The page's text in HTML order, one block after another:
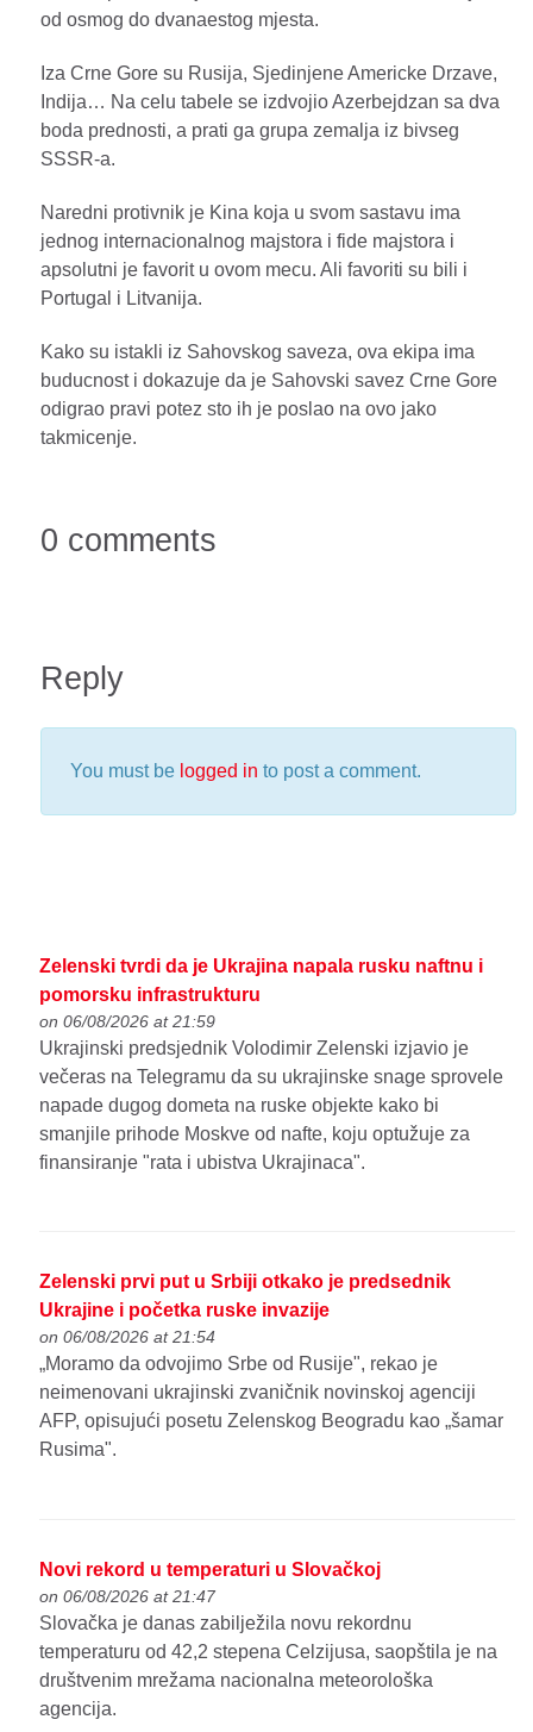
od osmog do dvanaestog mjesta.
Iza Crne Gore su Rusija, Sjedinjene Americke Drzave,
Indija… Na celu tabele se izdvojio Azerbejdzan sa dva
boda prednosti, a prati ga grupa zemalja iz bivseg
SSSR-a.
Naredni protivnik je Kina koja u svom sastavu ima
jednog internacionalnog majstora i fide majstora i
apsolutni je favorit u ovom mecu. Ali favoriti su bili i
Portugal i Litvanija.
Kako su istakli iz Sahovskog saveza, ova ekipa ima
buducnost i dokazuje da je Sahovski savez Crne Gore
odigrao pravi potez sto ih je poslao na ovo jako
takmicenje.
0 comments
Reply
You must be logged in to post a comment.
Zelenski tvrdi da je Ukrajina napala rusku naftnu i
pomorsku infrastrukturu
on 06/08/2026 at 21:59
Ukrajinski predsjednik Volodimir Zelenski izjavio je
večeras na Telegramu da su ukrajinske snage sprovele
napade dugog dometa na ruske objekte kako bi
smanjile prihode Moskve od nafte, koju optužuje za
finansiranje "rata i ubistva Ukrajinaca".
Zelenski prvi put u Srbiji otkako je predsednik
Ukrajine i početka ruske invazije
on 06/08/2026 at 21:54
„Moramo da odvojimo Srbe od Rusije", rekao je
neimenovani ukrajinski zvaničnik novinskoj agenciji
AFP, opisujući posetu Zelenskog Beogradu kao „šamar
Rusima".
Novi rekord u temperaturi u Slovačkoj
on 06/08/2026 at 21:47
Slovačka je danas zabilježila novu rekordnu
temperaturu od 42,2 stepena Celzijusa, saopštila je na
društvenim mrežama nacionalna meteorološka
agencija.